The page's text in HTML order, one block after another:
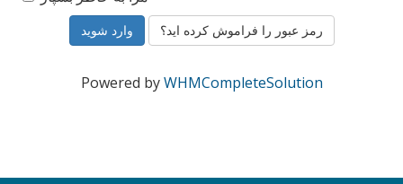
رمز عبور را فراموش کرده اید؟
Powered byWHMCompleteSolution